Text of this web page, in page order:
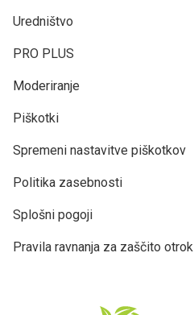
Uredništvo
PRO PLUS
Moderiranje
Piškotki
Spremeni nastavitve piškotkov
Politika zasebnosti
Splošni pogoji
Pravila ravnanja za zaščito otrok